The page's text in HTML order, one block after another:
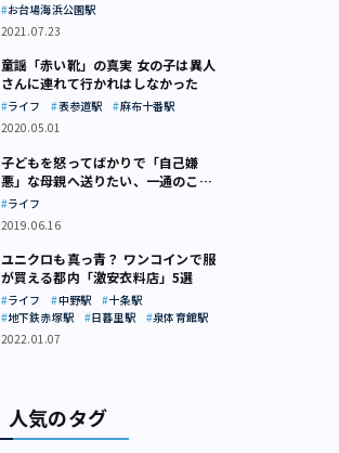
お台場海浜公園駅
2021.07.23
童謡「赤い靴」の真実 女の子は異人
さんに連れて行かれはしなかった
ライフ 表参道駅
麻布十番駅
2020.05.01
子どもを怒ってばかりで「自己嫌
悪」な母親へ送りたい、一通のここ
ろの処方箋
ライフ
2019.06.16
ユニクロも真っ青？ ワンコインで服
が買える都内「激安衣料店」5選
ライフ 中野駅
十条駅
地下鉄赤塚駅
日暮里駅
泉体育館駅
2022.01.07
人気のタグ